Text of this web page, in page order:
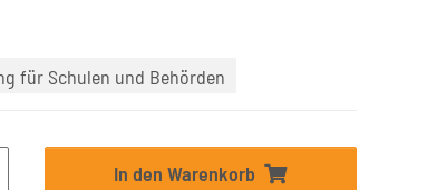
für Schulen und Behörden
In den Warenkorb